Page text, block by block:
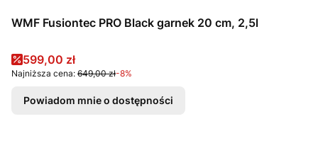
WMF Fusiontec PRO Black garnek 20 cm, 2,5l
Cena promocyjna
599,00 zł
Najniższa cena: 649,00 zł-8%
Powiadom mnie o dostępności